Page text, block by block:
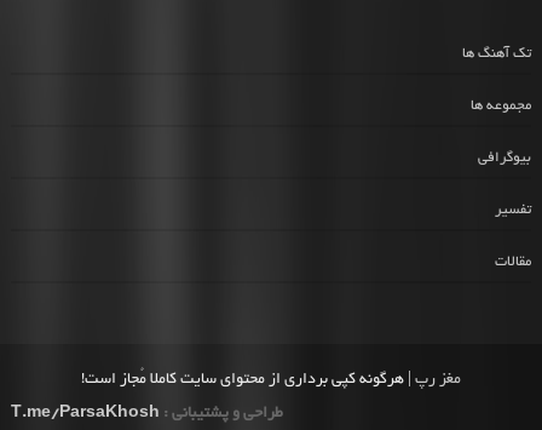
تک آهنگ ها
مجموعه ها
بیوگرافی
تفسیر
مقالات
مغز رپ | هرگونه کپی برداری از محتوای سایت کاملا مُجاز است!
طراحی و پشتیبانی : T.me/ParsaKhosh